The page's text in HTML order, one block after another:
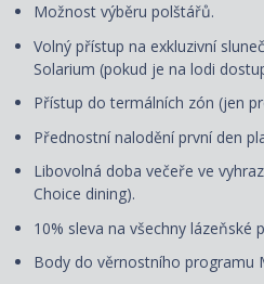
Možnost výběru polštářů.
Volný přístup na exkluzivní
Solarium (pokud je na lodi
Přístup do termálních zón (jen
Přednostní nalodění první den
Libovolná doba večeře ve
Choice dining).
10% sleva na všechny lázeňské
Body do věrnostního programu